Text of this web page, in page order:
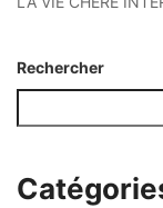
Rechercher